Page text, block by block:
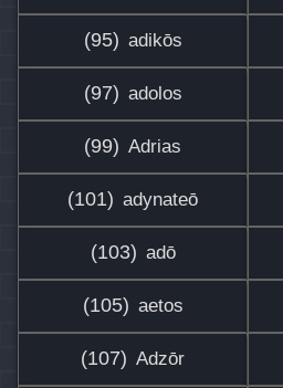
(95) adikōs
(97) adolos
(99) Adrias
(101) adynateō
(103) adō
(105) aetos
(107) Adzōr